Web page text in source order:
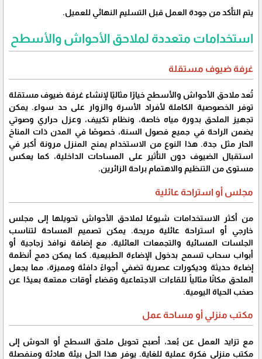
يتم التأكد من جودة العمل قبل التسليم النهائي للعميل.
استخدامات متعددة لملاحق الأحواش والأسطح
غرفة ضيوف مستقلة
تُعد ملاحق الأحواش والأسطح خيارًا مثاليًا لإنشاء غرفة ضيوف مستقلة
توفر الخصوصية الكاملة لأفراد الأسرة والزوار على حد سواء. يمكن
تجهيز الملحق بدورة مياه خاصة، ونظام تكييف، وعزل حراري وصوتي
يضمن الراحة في جميع فصول السنة، خصوصًا في المدن ذات المناخ
الحار مثل جدة. هذا النوع من الاستخدام يمنح المنزل مرونة أكبر في
استقبال الضيوف دون التأثير على المساحات الداخلية، كما يعكس
مستوى من التنظيم والاهتمام براحة الزائرين.
مجلس أو استراحة عائلية
من أكثر الاستخدامات شيوعًا لملاحق الأحواش تحويلها إلى مجلس
خارجي أو استراحة عائلية مريحة. يمكن تصميم المساحة لتناسب
الجلسات المسائية والتجمعات العائلية، مع إضافة نوافذ زجاجية أو
أبواب سحاب تسمح بدخول الإضاءة الطبيعية. كما يمكن دمج أنظمة
إضاءة حديثة وديكورات عصرية تضفي أجواءً دافئة ومميزة، مما يجعل
الملحق مكانًا مثالياً للقاءات الاجتماعية وقضاء أوقات ممتعة بعيدًا عن
صخب الحياة اليومية.
مكتب منزلي أو مساحة عمل
مع تزايد العمل عن بُعد، أصبح تحويل ملحق السطح أو الحوش إلى
مكتب منزلي فكرة عملية للغاية. يوفر هذا الحل بيئة هادئة ومنفصلة